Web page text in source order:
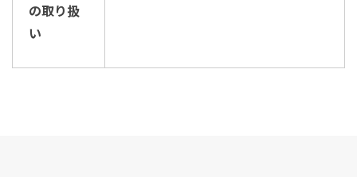
の取り扱
い